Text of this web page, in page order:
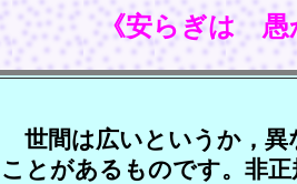
《安らぎは 愚
世間は広いというか，異
ことがあるものです。非